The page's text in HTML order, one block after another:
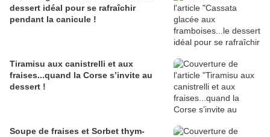
dessert idéal pour se rafraîchir
pendant la canicule !
Tiramisu aux canistrelli et aux
fraises...quand la Corse s’invite au
dessert !
Soupe de fraises et Sorbet thym-